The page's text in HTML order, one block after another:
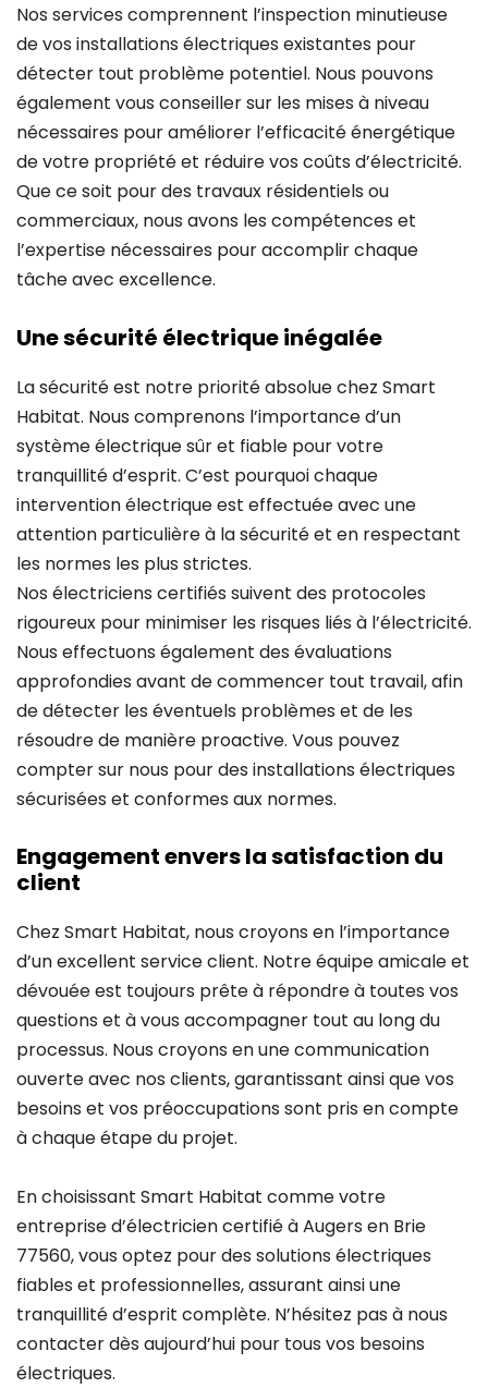
Nos services comprennent l’inspection minutieuse
de vos installations électriques existantes pour
détecter tout problème potentiel. Nous pouvons
également vous conseiller sur les mises à niveau
nécessaires pour améliorer l’efficacité énergétique
de votre propriété et réduire vos coûts d’électricité.
Que ce soit pour des travaux résidentiels ou
commerciaux, nous avons les compétences et
l’expertise nécessaires pour accomplir chaque
tâche avec excellence.
Une sécurité électrique inégalée
La sécurité est notre priorité absolue chez Smart
Habitat. Nous comprenons l’importance d’un
système électrique sûr et fiable pour votre
tranquillité d’esprit. C’est pourquoi chaque
intervention électrique est effectuée avec une
attention particulière à la sécurité et en respectant
les normes les plus strictes.
Nos électriciens certifiés suivent des protocoles
rigoureux pour minimiser les risques liés à l’électricité.
Nous effectuons également des évaluations
approfondies avant de commencer tout travail, afin
de détecter les éventuels problèmes et de les
résoudre de manière proactive. Vous pouvez
compter sur nous pour des installations électriques
sécurisées et conformes aux normes.
Engagement envers la satisfaction du
client
Chez Smart Habitat, nous croyons en l’importance
d’un excellent service client. Notre équipe amicale et
dévouée est toujours prête à répondre à toutes vos
questions et à vous accompagner tout au long du
processus. Nous croyons en une communication
ouverte avec nos clients, garantissant ainsi que vos
besoins et vos préoccupations sont pris en compte
à chaque étape du projet.
En choisissant Smart Habitat comme votre
entreprise d’électricien certifié à Augers en Brie
77560, vous optez pour des solutions électriques
fiables et professionnelles, assurant ainsi une
tranquillité d’esprit complète. N’hésitez pas à nous
contacter dès aujourd’hui pour tous vos besoins
électriques.